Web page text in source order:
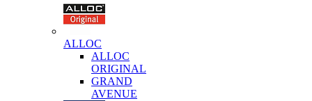
ALLOC
ALLOC
ORIGINAL
GRAND
AVENUE